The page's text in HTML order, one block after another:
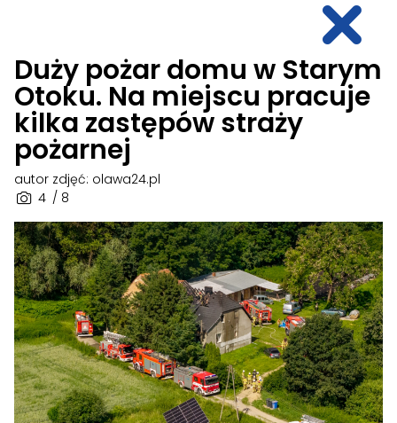
Duży pożar domu w Starym
Otoku. Na miejscu pracuje
kilka zastępów straży
pożarnej
4 / 8
autor zdjęć: olawa24.pl